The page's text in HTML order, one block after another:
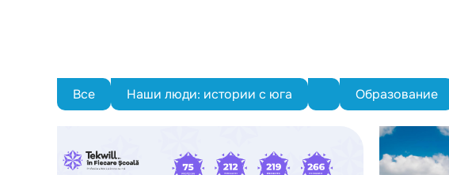
Все Наши люди: истории с юга Образование